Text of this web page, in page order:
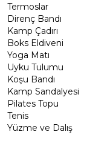
Termoslar
Direnç Bandı
Kamp Çadırı
Boks Eldiveni
Yoga Matı
Uyku Tulumu
Koşu Bandı
Kamp Sandalyesi
Pilates Topu
Tenis
Yüzme ve Dalış